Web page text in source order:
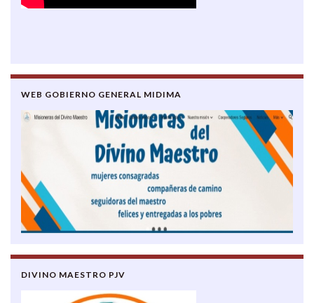
WEB GOBIERNO GENERAL MIDIMA
DIVINO MAESTRO PJV